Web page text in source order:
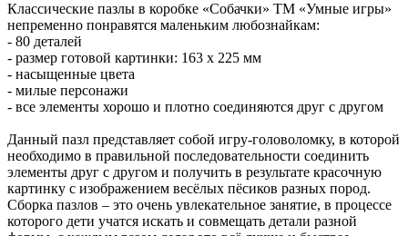
Классические пазлы в коробке «Собачки» ТМ «Умные игры»
непременно понравятся маленьким любознайкам:
- 80 деталей
- размер готовой картинки: 163 х 225 мм
- насыщенные цвета
- милые персонажи
- все элементы хорошо и плотно соединяются друг с другом
Данный пазл представляет собой игру-головоломку, в которой
необходимо в правильной последовательности соединить
элементы друг с другом и получить в результате красочную
картинку с изображением весёлых пёсиков разных пород.
Сборка пазлов – это очень увлекательное занятие, в процессе
которого дети учатся искать и совмещать детали разной